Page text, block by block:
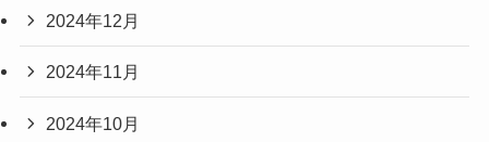
2024年12月
2024年11月
2024年10月